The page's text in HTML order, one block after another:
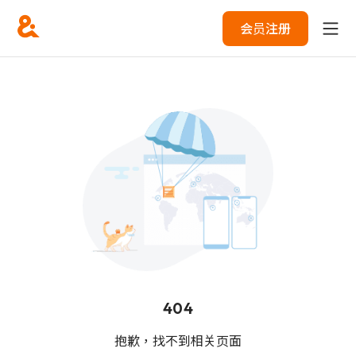
会员注册
404
抱歉，找不到相关页面